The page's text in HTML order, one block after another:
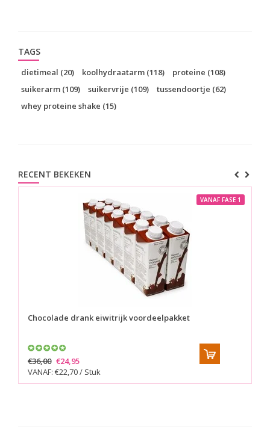
TAGS
dietimeal (20) koolhydraatarm (118) proteine (108)
suikerarm (109) suikervrije (109) tussendoortje (62)
whey proteine shake (15)
RECENT BEKEKEN
VANAF FASE 1
Chocolade drank eiwitrijk voordeelpakket
€36,00 €24,95
VANAF: €22,70 / Stuk